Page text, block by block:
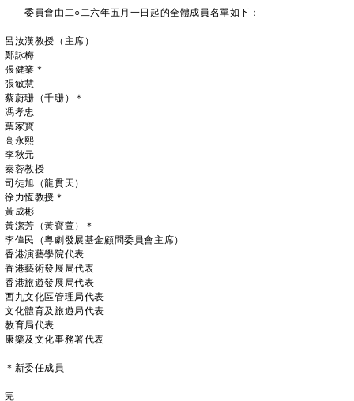
委員會由二○二六年五月一日起的全體成員名單如下：
呂汝漢教授（主席）
鄭詠梅
張健業＊
張敏慧
蔡蔚珊（千珊）＊
馮孝忠
葉家寶
高永熙
李秋元
秦蓉教授
司徒旭（龍貫天）
徐力恆教授＊
黃成彬
黃潔芳（黃寶萱）＊
李偉民（粵劇發展基金顧問委員會主席）
香港演藝學院代表
香港藝術發展局代表
香港旅遊發展局代表
西九文化區管理局代表
文化體育及旅遊局代表
教育局代表
康樂及文化事務署代表
＊新委任成員
完